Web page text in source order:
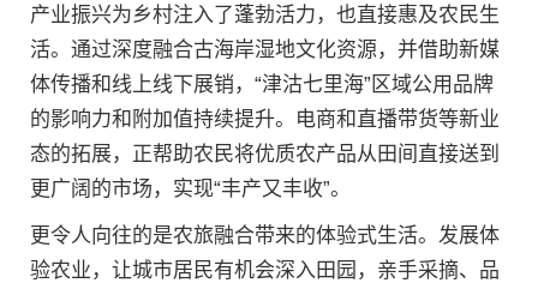
产业振兴为乡村注入了蓬勃活力，也直接惠及农民生
活。通过深度融合古海岸湿地文化资源，并借助新媒
体传播和线上线下展销，“津沽七里海”区域公用品牌
的影响力和附加值持续提升。电商和直播带货等新业
态的拓展，正帮助农民将优质农产品从田间直接送到
更广阔的市场，实现“丰产又丰收”。
更令人向往的是农旅融合带来的体验式生活。发展体
验农业，让城市居民有机会深入田园，亲手采摘、品